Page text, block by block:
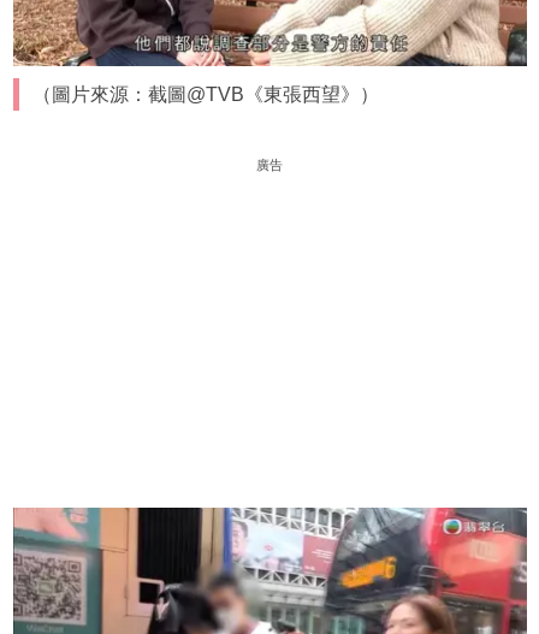
（圖片來源：截圖@TVB《東張西望》）
廣告